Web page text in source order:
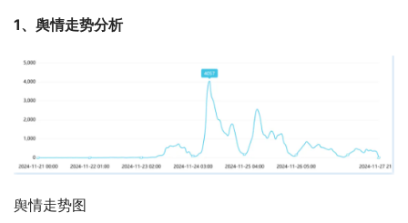
1、舆情走势分析
舆情走势图